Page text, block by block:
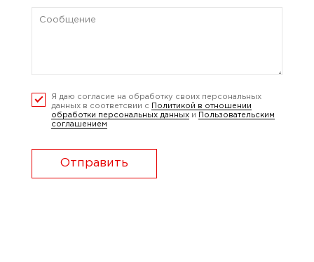
Я даю согласие на обработку своих персональных
данных в соответсвии с
Политикой в отношении
обработки персональных данных и
Пользовательским
соглашением
Отправить